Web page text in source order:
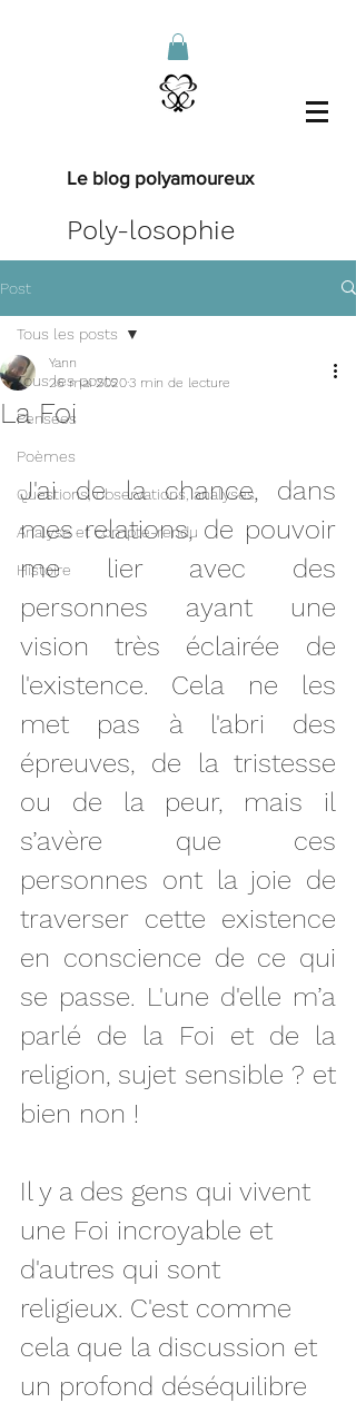
Le blog polyamoureux
Poly-losophie
Post
Tous les posts
Pensées
Poèmes
Questions, observations, analyses
Analyse et compte-rendu
Histoire
Tous les posts
La Foi
Yann
26 mai 20203 min de lecture
J'ai de la chance, dans
mes relations, de pouvoir
me lier avec des
personnes ayant une
vision très éclairée de
l'existence. Cela ne les
met pas à l'abri des
épreuves, de la tristesse
ou de la peur, mais il
s’avère que ces
personnes ont la joie de
traverser cette existence
en conscience de ce qui
se passe. L'une d'elle m’a
parlé de la Foi et de la
religion, sujet sensible ? et
bien non !
Il y a des gens qui vivent
une Foi incroyable et
d'autres qui sont
religieux. C'est comme
cela que la discussion et
un profond déséquilibre